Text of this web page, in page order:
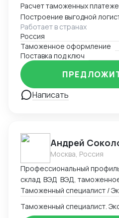
Расчет таможенных
Построение выгодной
оформление.
Работает в странах
Россия
Таможенное оформление
Поставка под ключ
Написать
Андрей
Москва, Россия
Профессиональный
склад, ВЭД ВЭД,
Таможенный специалист /
международной логистике
профиль Специалист с 20-